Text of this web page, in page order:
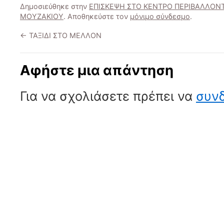
Δημοσιεύθηκε στην ΕΠΙΣΚΕΨΗ ΣΤΟ ΚΕΝΤΡΟ
ΜΟΥΖΑΚΙΟΥ. Αποθηκεύστε τον μόνιμο σύνδεσμο.
← ΤΑΞΙΔΙ ΣΤΟ ΜΕΛΛΟΝ
Αφήστε μια απάντηση
Για να σχολιάσετε πρέπει να